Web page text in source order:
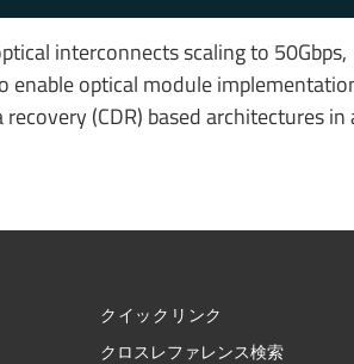
interconnects scaling to 50Gbps,
enable optical module
(CDR) based architectures
クイックリンク
クロスレファレンス検索